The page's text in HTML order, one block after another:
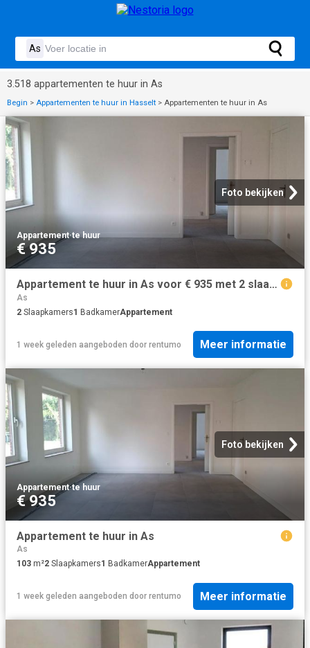
3.518 appartementen te huur in As
Begin > Appartementen te huur in Hasselt > Appartementen te huur in As
Foto bekijken
Appartement·te huur
€ 935
Appartement te huur in As voor € 935 met 2 slaapkamers
As
2 Slaapkamers1 BadkamerAppartement
1 week geleden aangeboden door rentumo Meer informatie
Foto bekijken
Appartement·te huur
€ 935
Appartement te huur in As
As
103 m²2 Slaapkamers1 BadkamerAppartement
1 week geleden aangeboden door rentumo Meer informatie